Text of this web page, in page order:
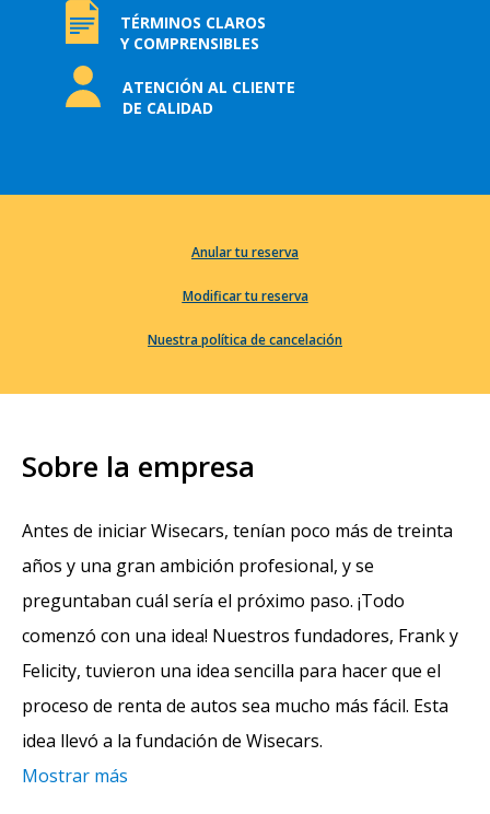
TÉRMINOS CLAROS
Y COMPRENSIBLES
ATENCIÓN AL CLIENTE
DE CALIDAD
Anular tu reserva
Modificar tu reserva
Nuestra política de cancelación
Sobre la empresa
Antes de iniciar Wisecars, tenían poco más de treinta
años y una gran ambición profesional, y se
preguntaban cuál sería el próximo paso. ¡Todo
comenzó con una idea! Nuestros fundadores, Frank y
Felicity, tuvieron una idea sencilla para hacer que el
proceso de renta de autos sea mucho más fácil. Esta
idea llevó a la fundación de Wisecars.
Mostrar más